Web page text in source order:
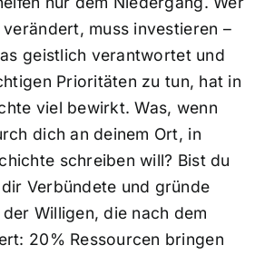
muss investieren –
geistlich verantwortet und
Prioritäten zu tun, hat in
viel bewirkt. Was, wenn
dich an deinem Ort, in
schreiben will? Bist du
Verbündete und gründe
Willigen, die nach dem
20% Ressourcen bringen